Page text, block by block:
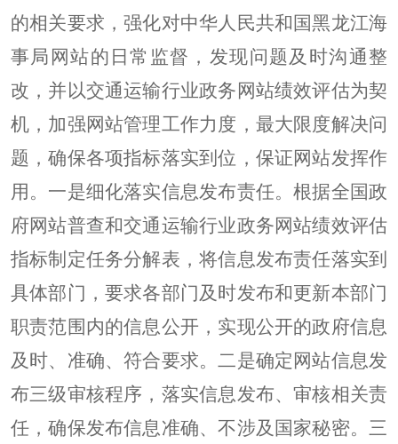
的相关要求，强化对中华人民共和国黑龙江海
事局网站的日常监督，发现问题及时沟通整
改，并 以交通运输行业政务网站绩效评估为契
机，加强网站管理工作力度，最大限度解决问
题，确保各项指标落实到位，保证网站发挥作
用。一是细化落实信息发布责任。根据全国政
府网站普查和交通运输行业政务网站绩效评估
指标制定任务分解表，将信息发布责任落实到
具体部门，要求各部门及时发布和更新本部门
职责范围内的信息公开，实现公开的政府信息
及时、准确、符合要求。二是确定网站信息发
布三级审核程序，落实信息发布、审核相关责
任，确保发布信息准确、不涉及国家秘密。三